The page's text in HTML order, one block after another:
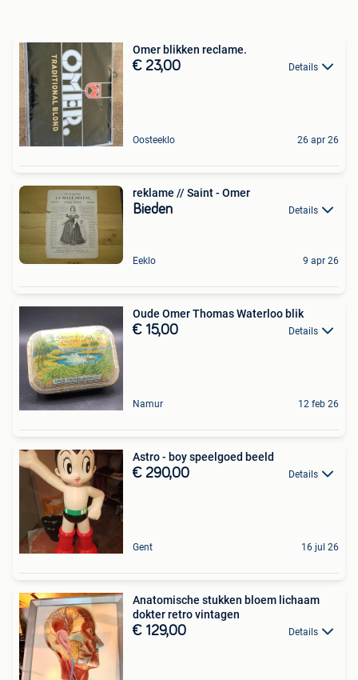
Omer blikken reclame.
€ 23,00 Details
Oosteeklo 26 apr 26
reklame // Saint - Omer
Bieden Details
Eeklo 9 apr 26
Oude Omer Thomas Waterloo blik
€ 15,00 Details
Namur 12 feb 26
Astro - boy speelgoed beeld
€ 290,00 Details
Gent 16 jul 26
Anatomische stukken bloem lichaam
dokter retro vintagen
€ 129,00 Details